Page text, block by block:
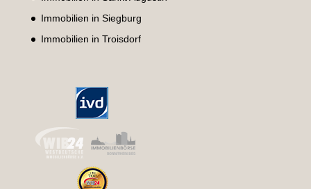
Immobilien in Siegburg
Immobilien in Troisdorf